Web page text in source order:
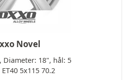
Novel
Diameter: 18", hål: 5
5x115 70.2